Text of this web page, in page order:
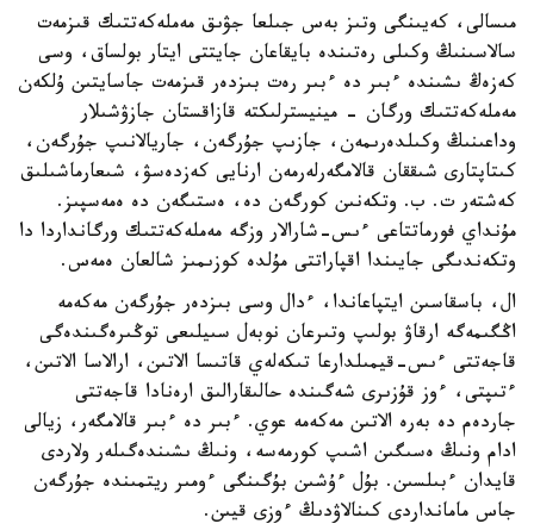
مىسالى، كەيىنگى وتىز بەس جىلعا جۋىق مەملەكەتتىك قىزمەت
سالاسىنىڭ وكىلى رەتىندە بايقاعان جايتتى ايتار بولساق، وسى
كەزەڭ ىشىندە ءبىر دە ءبىر رەت بىزدەر قىزمەت جاسايتىن ۇلكەن
مەملەكەتتىك ورگان - مينيسترلىكتە قازاقستان جازۋشىلار
وداعىنىڭ وكىلدەرىمەن، جازىپ جۇرگەن، جاريالانىپ جۇرگەن،
كىتاپتارى شىققان قالامگەرلەرمەن ارنايى كەزدەسۋ، شىعارماشىلىق
كەشتەر ت. ب. وتكەنىن كورگەن دە، ەستىگەن دە ەمەسپىز.
مۇنداي فورماتتاعى ءىس-شارالار وزگە مەملەكەتتىك ورگانداردا دا
وتكەندىگى جايىندا اقپاراتتى مۇلدە كوزىمىز شالعان ەمەس.
ال، باسقاسىن ايتپاعاندا، ءدال وسى بىزدەر جۇرگەن مەكەمە
اڭگىمەگە ارقاۋ بولىپ وتىرعان نوبەل سىيلىعى توڭىرەگىندەگى
قاجەتتى ءىس-قيمىلدارعا تىكەلەي قاتىسا الاتىن، ارالاسا الاتىن،
ءتىپتى، ءوز قۇزىرى شەگىندە حالىقارالىق ارەنادا قاجەتتى
جاردەم دە بەرە الاتىن مەكەمە عوي. ءبىر دە ءبىر قالامگەر، زيالى
ادام ونىڭ ەسىگىن اشىپ كورمەسە، ونىڭ ىشىندەگىلەر ولاردى
قايدان ءبىلسىن. بۇل ءۇشىن بۇگىنگى ءومىر ريتمىندە جۇرگەن
جاس مامانداردى كىنالاۋدىڭ ءوزى قيىن.